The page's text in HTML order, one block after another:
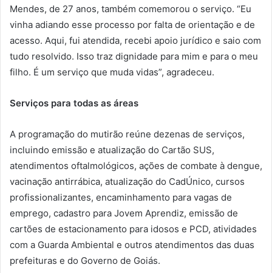
Mendes, de 27 anos, também comemorou o serviço. “Eu
vinha adiando esse processo por falta de orientação e de
acesso. Aqui, fui atendida, recebi apoio jurídico e saio com
tudo resolvido. Isso traz dignidade para mim e para o meu
filho. É um serviço que muda vidas”, agradeceu.
Serviços para todas as áreas
A programação do mutirão reúne dezenas de serviços,
incluindo emissão e atualização do Cartão SUS,
atendimentos oftalmológicos, ações de combate à dengue,
vacinação antirrábica, atualização do CadÚnico, cursos
profissionalizantes, encaminhamento para vagas de
emprego, cadastro para Jovem Aprendiz, emissão de
cartões de estacionamento para idosos e PCD, atividades
com a Guarda Ambiental e outros atendimentos das duas
prefeituras e do Governo de Goiás.